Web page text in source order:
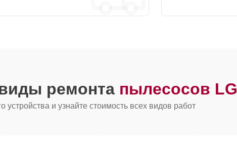
ремонта пылесосов LG
и узнайте стоимость всех видов работ